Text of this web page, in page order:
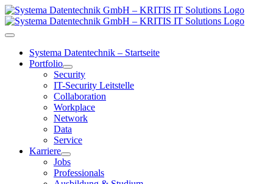
Zum
Inhalt
springen
Toggle
NavigationSystema Datentechnik – Startseite
Portfolio
Security
IT-Security Leitstelle
Collaboration
Workplace
Network
Data
Service
Karriere
Jobs
Professionals